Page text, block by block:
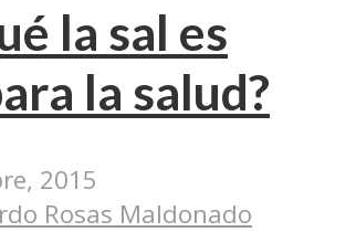
la sal es
la salud?
2015
Rosas Maldonado